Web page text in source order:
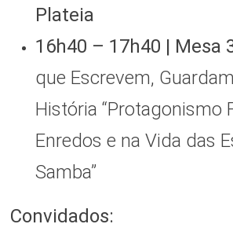
Plateia
16h40 – 17h40 | Mesa
que Escrevem,
História “Protagonismo
Enredos e na Vida das
Samba”
Convidados: